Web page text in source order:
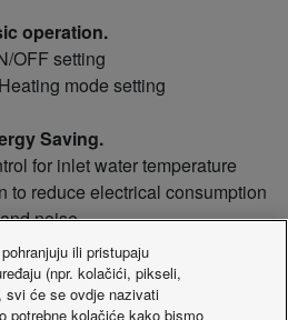
operation.
OFF setting
mode setting
Saving.
for inlet water temperature
to reduce electrical consumption
and noise
operating mode
temperature control
/ Maintenance.
ili pristupaju
(npr. kolačići, pikseli,
svi će se ovdje nazivati
potrebne kolačiće kako bismo